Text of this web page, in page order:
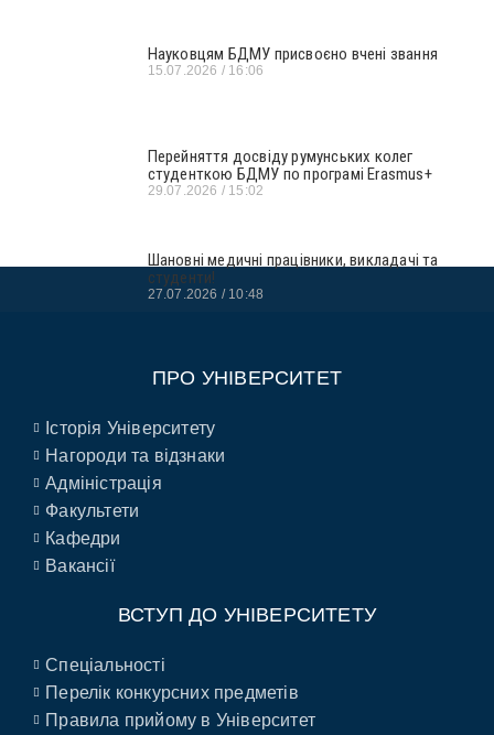
Науковцям БДМУ присвоєно вчені звання
15.07.2026 16:06
Перейняття досвіду румунських колег
студенткою БДМУ по програмі Erasmus+
29.07.2026 15:02
Шановні медичні працівники, викладачі та
студенти!
27.07.2026 10:48
ПРО УНІВЕРСИТЕТ
Історія Університету
Нагороди та відзнаки
Адміністрація
Факультети
Кафедри
Вакансії
ВСТУП ДО УНІВЕРСИТЕТУ
Спеціальності
Перелік конкурсних предметів
Правила прийому в Університет